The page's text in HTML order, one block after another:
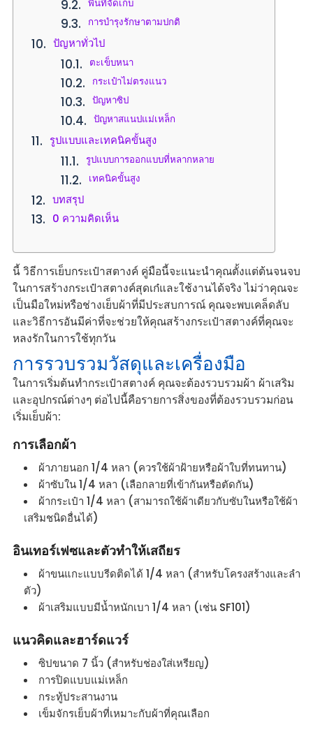
พื้นที่จัดเก็บ
การบำรุงรักษาตามปกติ
ปัญหาทั่วไป
ตะเข็บหนา
กระเป๋าไม่ตรงแนว
ปัญหาซิป
ปัญหาสแนปแม่เหล็ก
รูปแบบและเทคนิคขั้นสูง
รูปแบบการออกแบบที่หลากหลาย
เทคนิคขั้นสูง
บทสรุป
0 ความคิดเห็น
นี้วิธีการเย็บกระเป๋าสตางค์ คู่มือนี้จะแนะนำคุณตั้งแต่ต้นจนจบ
ในการสร้างกระเป๋าสตางค์สุดเก๋และใช้งานได้จริง ไม่ว่าคุณจะ
เป็นมือใหม่หรือช่างเย็บผ้าที่มีประสบการณ์ คุณจะพบเคล็ดลับ
และวิธีการอันมีค่าที่จะช่วยให้คุณสร้างกระเป๋าสตางค์ที่คุณจะ
หลงรักในการใช้ทุกวัน
การรวบรวมวัสดุและเครื่องมือ
ในการเริ่มต้นทำกระเป๋าสตางค์ คุณจะต้องรวบรวมผ้า ผ้าเสริม
และอุปกรณ์ต่างๆ ต่อไปนี้คือรายการสิ่งของที่ต้องรวบรวมก่อน
เริ่มเย็บผ้า:
การเลือกผ้า
ผ้าภายนอก 1/4 หลา (ควรใช้ผ้าฝ้ายหรือผ้าใบที่ทนทาน)
ผ้าซับใน 1/4 หลา (เลือกลายที่เข้ากันหรือตัดกัน)
ผ้ากระเป๋า 1/4 หลา (สามารถใช้ผ้าเดียวกับซับในหรือใช้ผ้า
เสริมชนิดอื่นได้)
อินเทอร์เฟซและตัวทำให้เสถียร
ผ้าขนแกะแบบรีดติดได้ 1/4 หลา (สำหรับโครงสร้างและลำ
ตัว)
ผ้าเสริมแบบมีน้ำหนักเบา 1/4 หลา (เช่น SF101)
แนวคิดและฮาร์ดแวร์
ซิปขนาด 7 นิ้ว (สำหรับช่องใส่เหรียญ)
การปิดแบบแม่เหล็ก
กระทู้ประสานงาน
เข็มจักรเย็บผ้าที่เหมาะกับผ้าที่คุณเลือก